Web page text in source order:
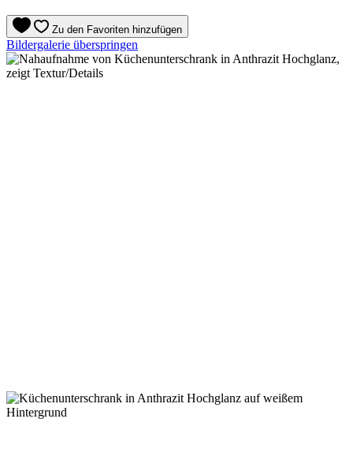
Zu den Favoriten hinzufügen
Bildergalerie überspringen